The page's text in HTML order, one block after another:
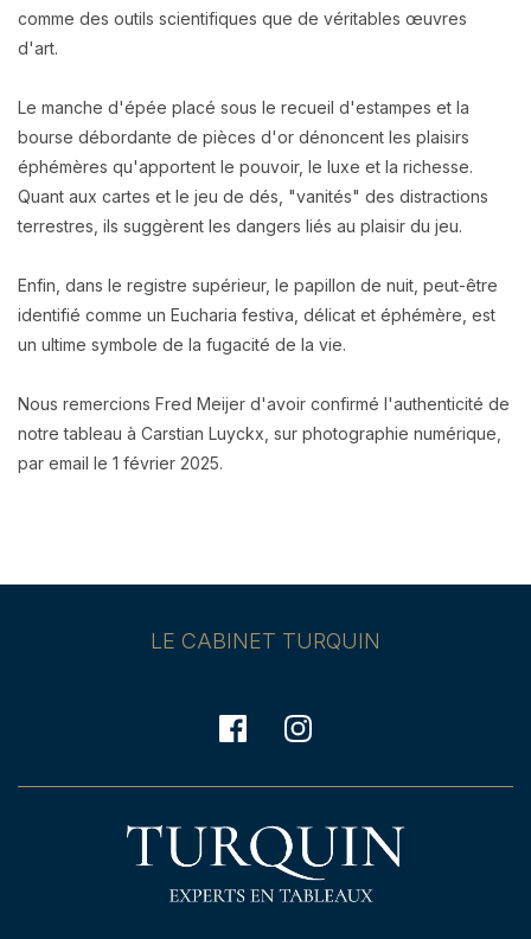
comme des outils scientifiques que de véritables œuvres
d'art.
Le manche d'épée placé sous le recueil d'estampes et la
bourse débordante de pièces d'or dénoncent les plaisirs
éphémères qu'apportent le pouvoir, le luxe et la richesse.
Quant aux cartes et le jeu de dés, "vanités" des distractions
terrestres, ils suggèrent les dangers liés au plaisir du jeu.
Enfin, dans le registre supérieur, le papillon de nuit, peut-être
identifié comme un Eucharia festiva, délicat et éphémère, est
un ultime symbole de la fugacité de la vie.
Nous remercions Fred Meijer d'avoir confirmé l'authenticité de
notre tableau à Carstian Luyckx, sur photographie numérique,
par email le 1 février 2025.
LE CABINET TURQUIN